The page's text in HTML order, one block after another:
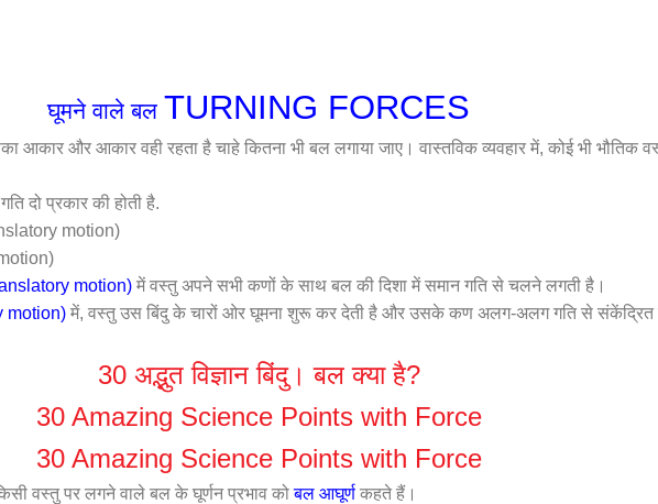
घूमने वालेबल TURNING FORCES
आकार और आकार वही रहता है चाहे कितना भी बल लगाया जाए। वास्तविक व्यवहार में, कोई भी भौतिक
दो प्रकार की होती है.
motion)
motion) में वस्तु अपने सभी कणों के साथ बल की दिशा में समान गति से चलने लगती है।
motion) में, वस्तु उस बिंदु के चारों ओर घूमना शुरू कर देती है और उसके कण अलग-अलग गति से संकेंद्रित
30 अद्भुत विज्ञान बिंदु। बल क्या है?
30 Amazing Science Points with Force
30 Amazing Science Points with Force
वस्तु पर लगने वाले बल के घूर्णन प्रभाव कोबल आघूर्ण कहते हैं।